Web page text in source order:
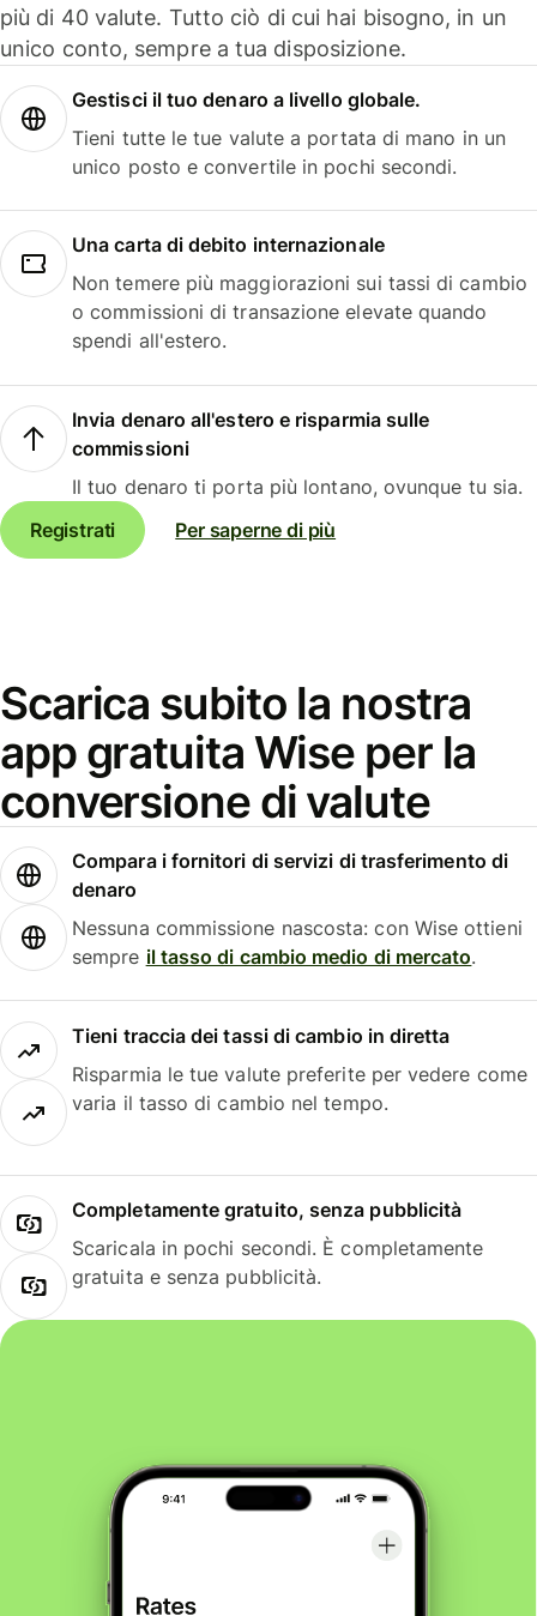
più di 40 valute. Tutto ciò di cui hai bisogno, in un
unico conto, sempre a tua disposizione.
Gestisci il tuo denaro a livello globale.
Tieni tutte le tue valute a portata di mano in un
unico posto e convertile in pochi secondi.
Una carta di debito internazionale
Non temere più maggiorazioni sui tassi di cambio
o commissioni di transazione elevate quando
spendi all'estero.
Invia denaro all'estero e risparmia sulle
commissioni
Il tuo denaro ti porta più lontano, ovunque tu sia.
Registrati
Per saperne di più
Scarica subito la nostra
app gratuita Wise per la
conversione di valute
Compara i fornitori di servizi di trasferimento di
denaro
Nessuna commissione nascosta: con Wise ottieni
sempre il tasso di cambio medio di mercato.
Tieni traccia dei tassi di cambio in diretta
Risparmia le tue valute preferite per vedere come
varia il tasso di cambio nel tempo.
Completamente gratuito, senza pubblicità
Scaricala in pochi secondi. È completamente
gratuita e senza pubblicità.